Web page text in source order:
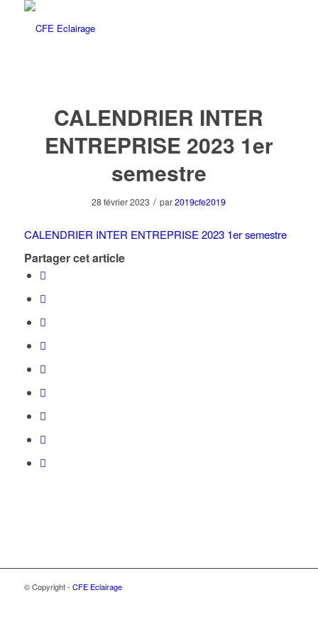
CALENDRIER INTER
ENTREPRISE 2023 1er
semestre
28 février 2023 / par2019cfe2019
CALENDRIER INTER ENTREPRISE 2023 1er semestre
Partager cet article
© Copyright - CFE Eclairage